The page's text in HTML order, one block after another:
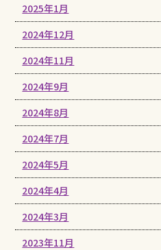
2025年1月
2024年12月
2024年11月
2024年9月
2024年8月
2024年7月
2024年5月
2024年4月
2024年3月
2023年11月